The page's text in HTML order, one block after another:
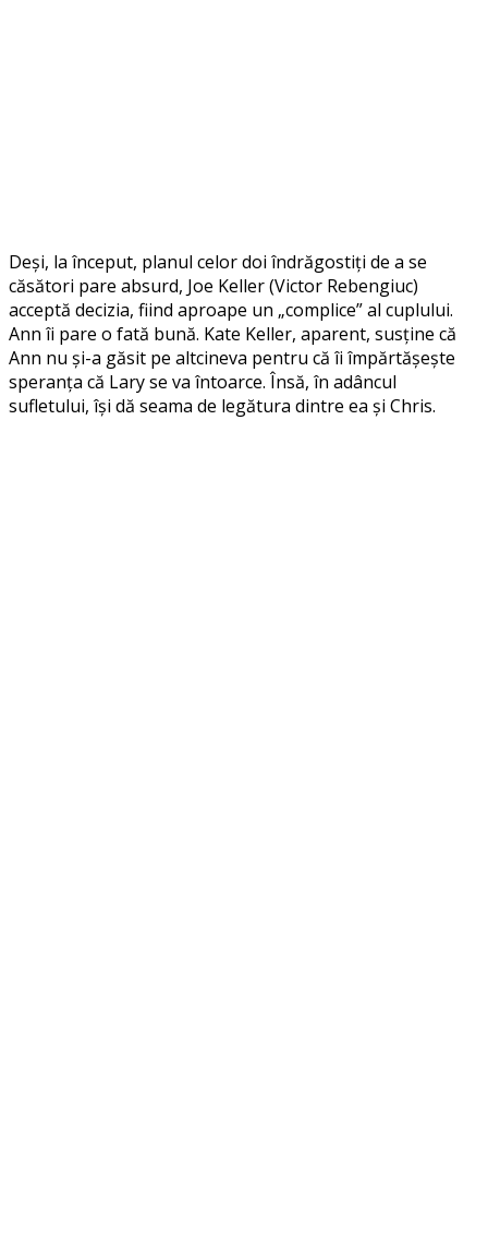
Deși, la început, planul celor doi îndrăgostiți de a se
căsători pare absurd, Joe Keller (Victor Rebengiuc)
acceptă decizia, fiind aproape un „complice” al cuplului.
Ann îi pare o fată bună. Kate Keller, aparent, susține că
Ann nu și-a găsit pe altcineva pentru că îi împărtășește
speranța că Lary se va întoarce. Însă, în adâncul
sufletului, își dă seama de legătura dintre ea și Chris.